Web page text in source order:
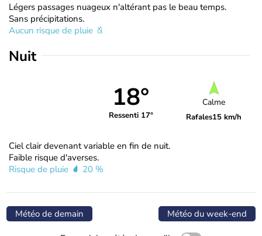
Légers passages nuageux n'altérant pas le beau temps.
Sans précipitations.
Aucun risque de pluie
Nuit
18°
Ressenti 17°
Calme
Rafales15 km/h
Ciel clair devenant variable en fin de nuit.
Faible risque d'averses.
Risque de pluie
20 %
Météo de demain Météo du week-end